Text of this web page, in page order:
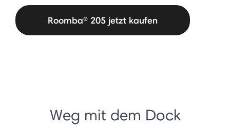
Roomba® 205 jetzt kaufen
Weg mit dem Dock